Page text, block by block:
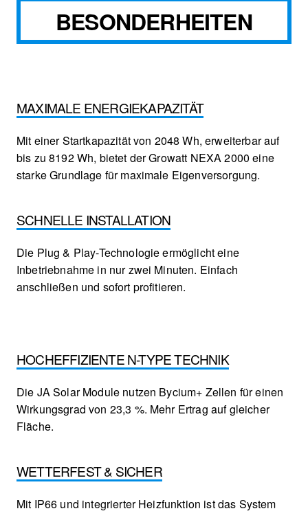
BESONDERHEITEN
MAXIMALE ENERGIEKAPAZITÄT
Mit einer Startkapazität von 2048 Wh, erweiterbar auf
bis zu 8192 Wh, bietet der Growatt NEXA 2000 eine
starke Grundlage für maximale Eigenversorgung.
SCHNELLE INSTALLATION
Die Plug & Play-Technologie ermöglicht eine
Inbetriebnahme in nur zwei Minuten. Einfach
anschließen und sofort profitieren.
HOCHEFFIZIENTE N-TYPE TECHNIK
Die JA Solar Module nutzen Bycium+ Zellen für einen
Wirkungsgrad von 23,3 %. Mehr Ertrag auf gleicher
Fläche.
WETTERFEST & SICHER
Mit IP66 und integrierter Heizfunktion ist das System